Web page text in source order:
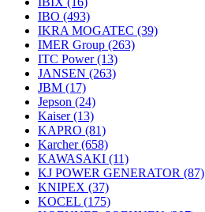
IBO (493)
IKRA MOGATEC (39)
IMER Group (263)
ITC Power(13)
JANSEN (263)
JBM (17)
Jepson (24)
Kaiser(13)
KAPRO (81)
Karcher(658)
KAWASAKI (11)
KJ POWER GENERATOR (87)
KNIPEX (37)
KOCEL (175)